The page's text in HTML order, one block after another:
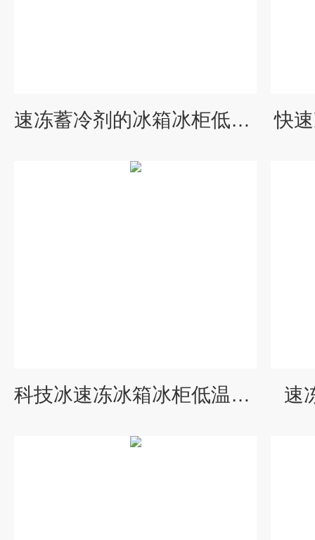
速冻蓄冷剂的冰箱冰柜低温冷柜 快
科技冰速冻冰箱冰柜低温冷柜 速